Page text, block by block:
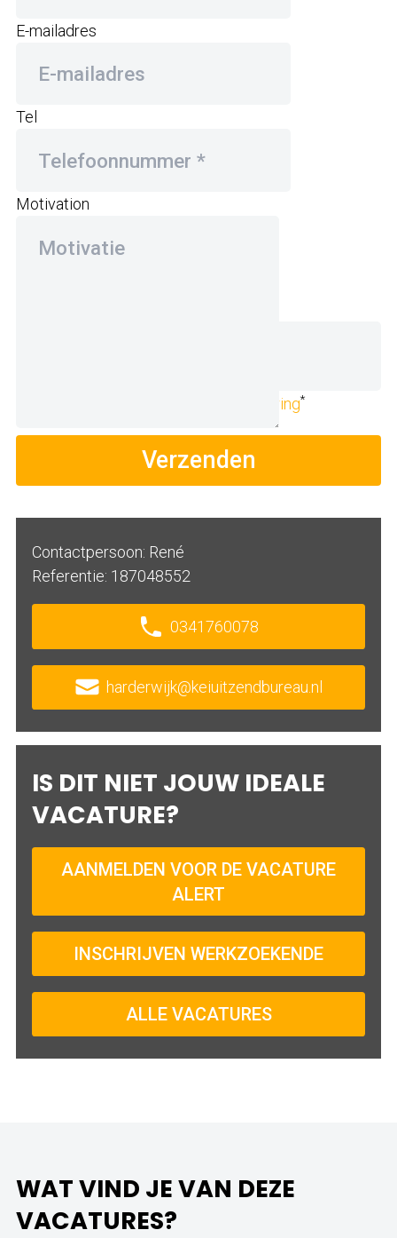
E-mailadres
Tel
Motivation
privacyverklaring*
Verzenden
Contactpersoon: René
Referentie: 187048552
0341760078
harderwijk@keiuitzendbureau.nl
IS DIT NIET JOUW IDEALE
VACATURE?
AANMELDEN VOOR DE VACATURE
ALERT
INSCHRIJVEN WERKZOEKENDE
ALLE VACATURES
WAT VIND JE VAN DEZE
VACATURES?